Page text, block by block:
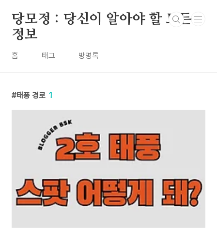
당모정 : 당신이 알아야 할 모든
정보
홈 태그 방명록
태풍 경로 1